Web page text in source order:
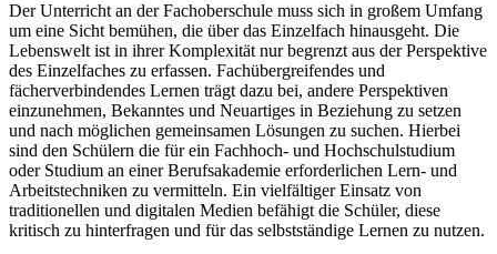
Der Unterricht an der Fachoberschule muss sich in großem Umfang
um eine Sicht bemühen, die über das Einzelfach hinausgeht. Die
Lebenswelt ist in ihrer Komplexität nur begrenzt aus der Perspektive
des Einzelfaches zu erfassen. Fachübergreifendes und
fächerverbindendes Lernen trägt dazu bei, andere Perspektiven
einzunehmen, Bekanntes und Neuartiges in Beziehung zu setzen
und nach möglichen gemeinsamen Lösungen zu suchen. Hierbei
sind den Schülern die für ein Fachhoch- und Hochschulstudium
oder Studium an einer Berufsakademie erforderlichen Lern- und
Arbeitstechniken zu vermitteln. Ein vielfältiger Einsatz von
traditionellen und digitalen Medien befähigt die Schüler, diese
kritisch zu hinterfragen und für das selbstständige Lernen zu nutzen.